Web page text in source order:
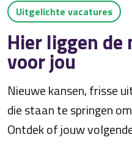
Uitgelichte vacatures
Hier liggen de
voor jou
Nieuwe kansen, frisse
die staan te springen
Ontdek of jouw